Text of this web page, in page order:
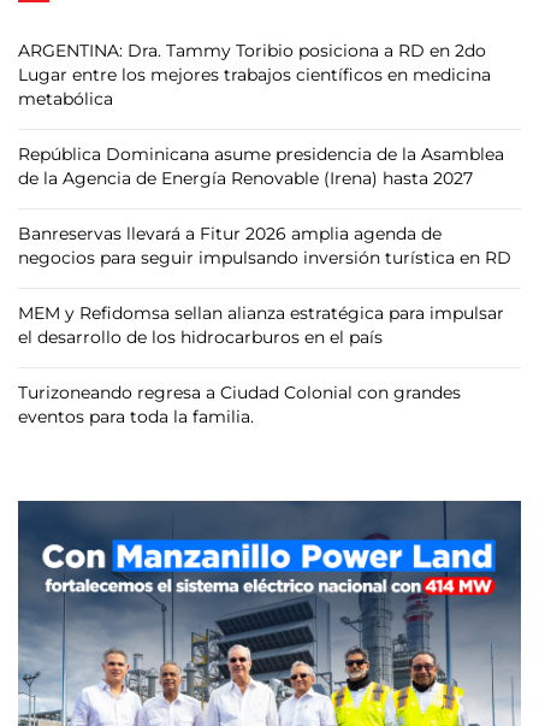
ARGENTINA: Dra. Tammy Toribio posiciona a RD en 2do
Lugar entre los mejores trabajos científicos en medicina
metabólica
República Dominicana asume presidencia de la Asamblea
de la Agencia de Energía Renovable (Irena) hasta 2027
Banreservas llevará a Fitur 2026 amplia agenda de
negocios para seguir impulsando inversión turística en RD
MEM y Refidomsa sellan alianza estratégica para impulsar
el desarrollo de los hidrocarburos en el país
Turizoneando regresa a Ciudad Colonial con grandes
eventos para toda la familia.